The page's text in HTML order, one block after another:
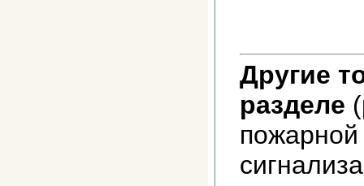
Другие
разделе